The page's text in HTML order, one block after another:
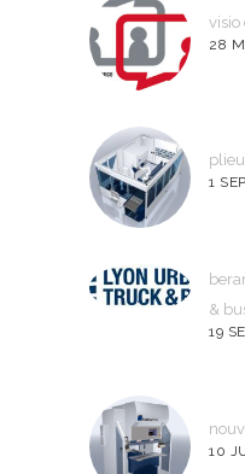
visio
28
1
&
19
10